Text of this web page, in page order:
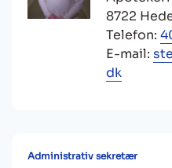
8722
Telefon:
E-mail:
dk
Administrativ sekretær